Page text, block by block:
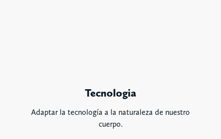
Tecnologia
Adaptar la tecnología a la naturaleza de nuestro
cuerpo.